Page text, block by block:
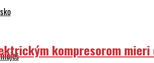
kompresorom